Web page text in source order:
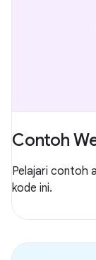
Contoh
Pelajari contoh
kode ini.